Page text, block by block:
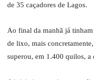
de 35 caçadores de Lagos.
Ao final da manhã já
de lixo, mais
superou, em 1.400 quilos, a